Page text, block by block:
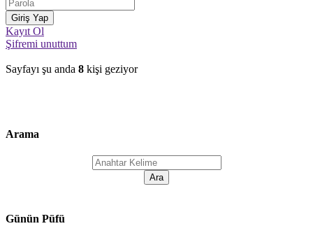
Kayıt Ol
Şifremi unuttum
Sayfayı şu anda 8 kişi geziyor
Arama
Günün Püfü